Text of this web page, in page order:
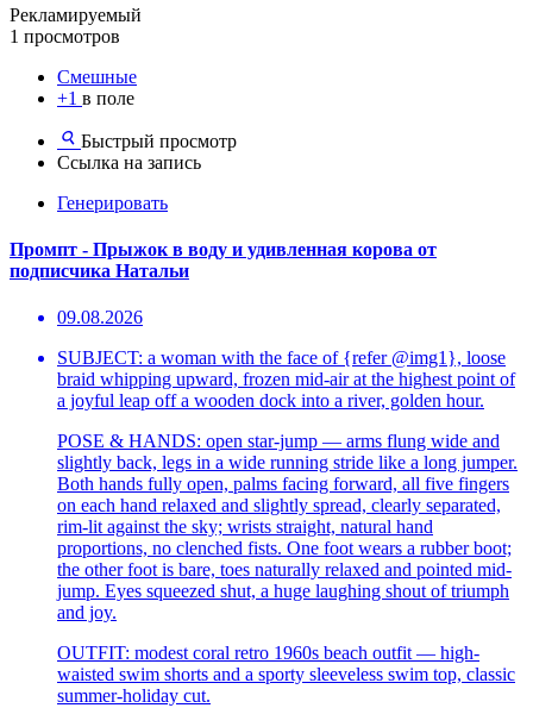
Рекламируемый
1 просмотров
Смешные
+1 в поле
Быстрый просмотр
Ссылка на запись
Генерировать
Промпт - Прыжок в воду и удивленная корова от
подписчика Натальи
09.08.2026
SUBJECT: a woman with the face of {refer @img1}, loose
braid whipping upward, frozen mid-air at the highest point of
a joyful leap off a wooden dock into a river, golden hour.
POSE & HANDS: open star-jump — arms flung wide and
slightly back, legs in a wide running stride like a long jumper.
Both hands fully open, palms facing forward, all five fingers
on each hand relaxed and slightly spread, clearly separated,
rim-lit against the sky; wrists straight, natural hand
proportions, no clenched fists. One foot wears a rubber boot;
the other foot is bare, toes naturally relaxed and pointed mid-
jump. Eyes squeezed shut, a huge laughing shout of triumph
and joy.
OUTFIT: modest coral retro 1960s beach outfit — high-
waisted swim shorts and a sporty sleeveless swim top, classic
summer-holiday cut.